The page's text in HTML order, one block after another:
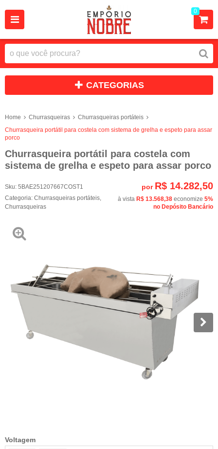
0
CATEGORIAS
Home Churrasqueiras
Churrasqueiras portáteis
Churrasqueira portátil para costela com sistema de grelha e espeto para assar
porco
Churrasqueira portátil para costela com
sistema de grelha e espeto para assar porco
Sku: 5BAE251207667COST1
Categoria: Churrasqueiras portáteis
Churrasqueiras
por R$ 14.282,50
à vista R$ 13.568,38 economize 5%
no Depósito Bancário
Voltagem